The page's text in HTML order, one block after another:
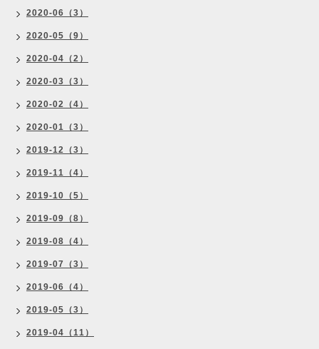
2020-06（3）
2020-05（9）
2020-04（2）
2020-03（3）
2020-02（4）
2020-01（3）
2019-12（3）
2019-11（4）
2019-10（5）
2019-09（8）
2019-08（4）
2019-07（3）
2019-06（4）
2019-05（3）
2019-04（11）